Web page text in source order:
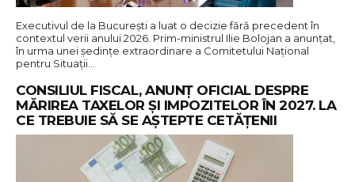
Executivul de la București a luat o decizie fără precedent în
contextul verii anului 2026. Prim-ministrul Ilie Bolojan a anunțat,
în urma unei ședințe extraordinare a Comitetului Național
pentru Situații…
CONSILIUL FISCAL, ANUNȚ OFICIAL DESPRE
MĂRIREA TAXELOR ȘI IMPOZITELOR ÎN 2027. LA
CE TREBUIE SĂ SE AȘTEPTE CETĂȚENII